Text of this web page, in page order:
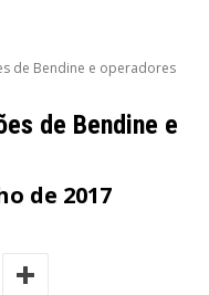
de Bendine e operadores
de Bendine e
de 2017